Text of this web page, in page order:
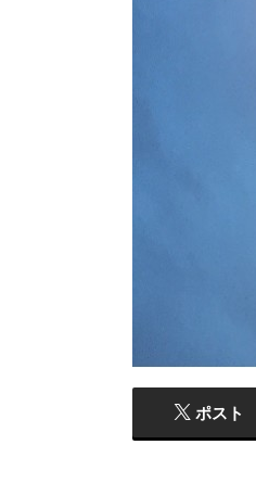
ポスト